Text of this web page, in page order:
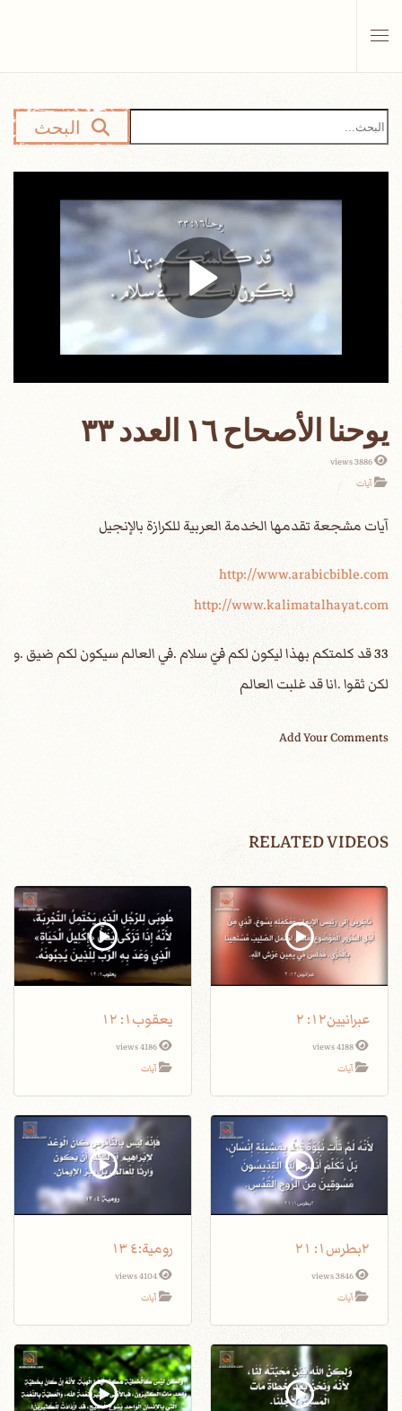
البحث
يوحنا الأصحاح ١٦ العدد ٣٣
3886 views
آيات
http://www.arabicbible.com
http://www.kalimatalhayat.com
33 قد كلمتكم بهذا ليكون لكم فيّ سلام .في العالم سيكون لكم ضيق .و
لكن ثقوا .انا قد غلبت العالم
Add Your Comments
RELATED VIDEOS
عبرانيين١٢: ٢
4188 views
آيات
يعقوب١: ١٢
4186 views
آيات
٢بطرس١: ٢١
3846 views
آيات
4104 views
آيات